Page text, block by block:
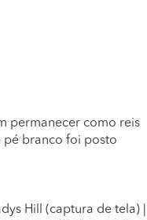
permanecer como reis
pé branco foi posto
Hill (captura de tela) |